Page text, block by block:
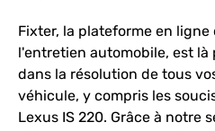
Fixter, la plateforme en
l'entretien automobile, est
dans la résolution de tous
véhicule, y compris les
Lexus IS 220. Grâce à notre